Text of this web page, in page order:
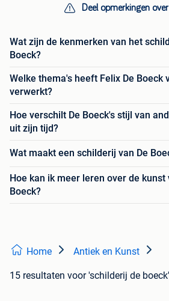
Deel opmerkingen
Wat zijn de kenmerken van het
Boeck?
Welke thema's heeft Felix De Boeck
verwerkt?
Hoe verschilt De Boeck's stijl van
uit zijn tijd?
Wat maakt een schilderij van De
Hoe kan ik meer leren over de kunst
Boeck?
Home Antiek en Kunst
15 resultaten voor 'schilderij de boeck'